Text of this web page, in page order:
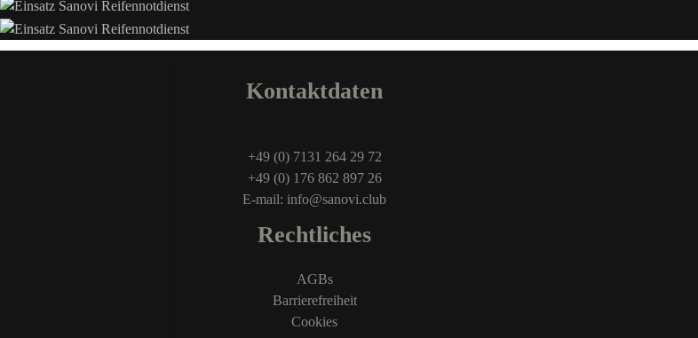
Kontaktdaten
+49 (0) 7131 264 29 72
+49 (0) 176 862 897 26
E-mail: info@sanovi.club
Rechtliches
AGBs
Barrierefreiheit
Cookies